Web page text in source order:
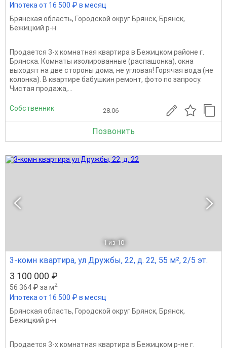
Ипотека от 16 500 ₽ в месяц
Брянская область, Городской округ Брянск, Брянск,
Бежицкий р-н
Продается 3-х комнатная квартира в Бежицком районе г.
Брянска. Комнаты изолированные (распашонка), окна
выходят на две стороны дома, не угловая! Горячая вода (не
колонка). В квартире бабушкин ремонт, фото по запросу.
Чистая продажа,...
Собственник 28.06
Позвонить
1 из 10
3-комн квартира, ул Дружбы, 22, д. 22, 55 м², 2/5 эт.
3 100 000 ₽
56 364 ₽ за м2
Ипотека от 16 500 ₽ в месяц
Брянская область, Городской округ Брянск, Брянск,
Бежицкий р-н
Продается 3-х комнатная квартира в Бежицком р-не г.